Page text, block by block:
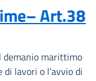
Art.38
demanio marittimo
lavori o l’avvio di